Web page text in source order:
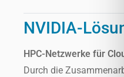
NVIDIA-
HPC-Netzwerke für
Durch die